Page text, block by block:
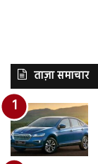
ताज़ा समाचार